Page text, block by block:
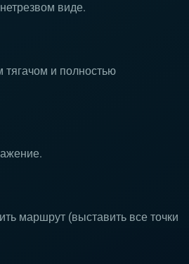
виде.
тягачом и полностью
маршрут (выставить все точки